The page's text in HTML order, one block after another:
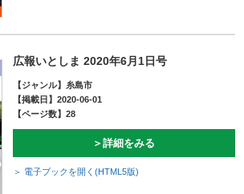
広報いとしま 2020年6月1日号
【ジャンル】糸島市
【掲載日】2020-06-01
【ページ数】28
＞詳細をみる
＞ 電子ブックを開く(HTML5版)